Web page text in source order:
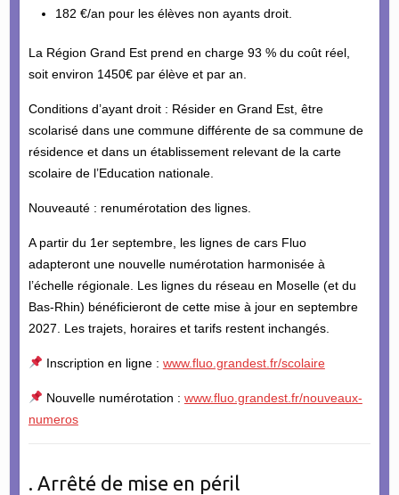
182 €/an pour les élèves non ayants droit.
La Région Grand Est prend en charge 93 % du coût réel,
soit environ 1450€ par élève et par an.
Conditions d’ayant droit : Résider en Grand Est, être
scolarisé dans une commune différente de sa commune de
résidence et dans un établissement relevant de la carte
scolaire de l’Education nationale.
Nouveauté : renumérotation des lignes.
A partir du 1er septembre, les lignes de cars Fluo
adapteront une nouvelle numérotation harmonisée à
l’échelle régionale. Les lignes du réseau en Moselle (et du
Bas-Rhin) bénéficieront de cette mise à jour en septembre
2027. Les trajets, horaires et tarifs restent inchangés.
Inscription en ligne : www.fluo.grandest.fr/scolaire
Nouvelle numérotation : www.fluo.grandest.fr/nouveaux-
numeros
. Arrêté de mise en péril